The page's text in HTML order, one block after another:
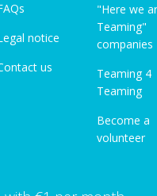
notice
us
"Here we
Teaming"
companies
Teaming 4
Teaming
Become a
volunteer